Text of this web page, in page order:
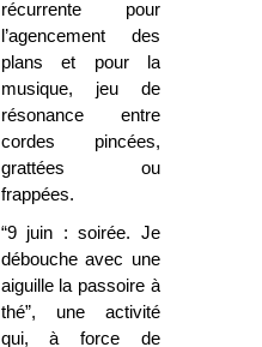
récurrente pour
l’agencement des
plans et pour la
musique, jeu de
résonance entre
cordes pincées,
grattées ou
frappées.
“9 juin : soirée. Je
débouche avec une
aiguille la passoire à
thé”, une activité
qui, à force de